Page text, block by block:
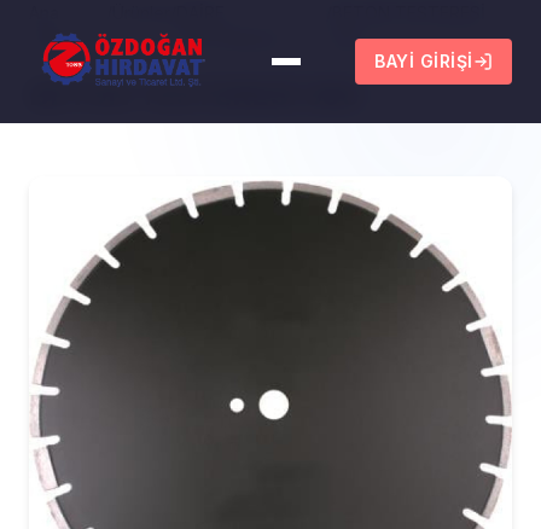
BAYI GIRIŞI
Sayfa
TESTERELER
350
BETON TESTERESİ 350